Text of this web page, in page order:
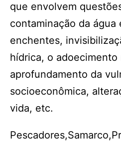
que envolvem
contaminação da água
enchentes,
hídrica, o adoecimento
aprofundamento da
socioeconômica,
vida, etc.